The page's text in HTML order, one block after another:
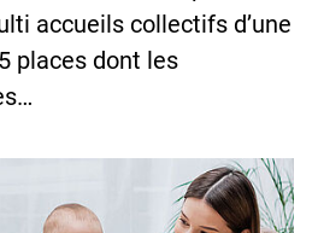
accueils collectifs d’une
places dont les